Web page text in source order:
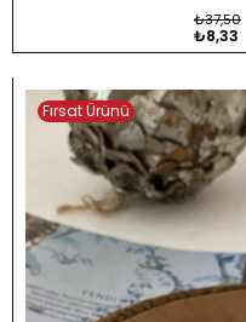
₺8,33
₺37,50
Fırsat Ürünü